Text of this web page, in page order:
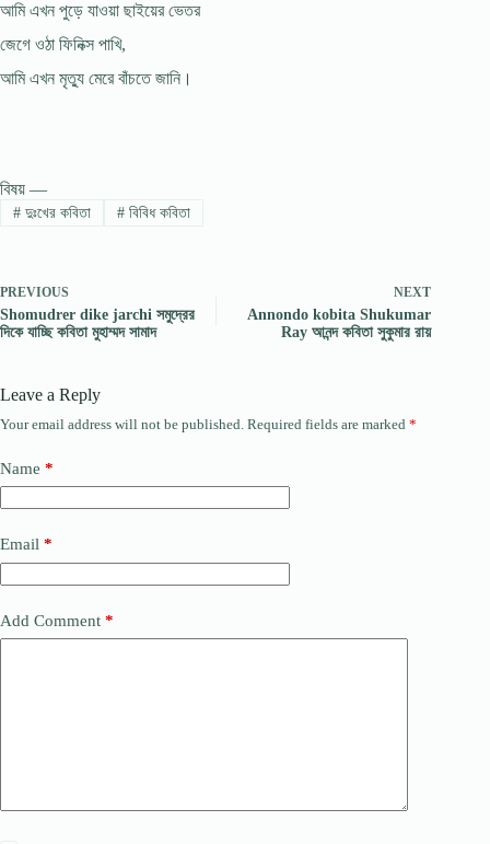
আমি এখন পুড়ে যাওয়া ছাইয়ের ভেতর
জেগে ওঠা ফিনিক্স পাখি,
আমি এখন মৃত্যু মেরে বাঁচতে জানি।
বিষয় —
#দুঃখের কবিতা #বিবিধ কবিতা
PREVIOUS
Shomudrer dike jarchi সমুদ্রের
দিকে যাচ্ছি কবিতা মুহাম্মদ সামাদ
NEXT
Annondo kobita Shukumar
Ray আনন্দ কবিতা সুকুমার রায়
Leave a Reply
Your email address will not be published. Required fields are marked *
Name *
Email *
Add Comment *